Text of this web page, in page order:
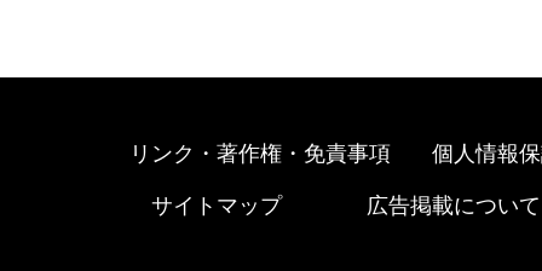
リンク・著作権・免責事項 個人情報
サイトマップ 広告掲載について